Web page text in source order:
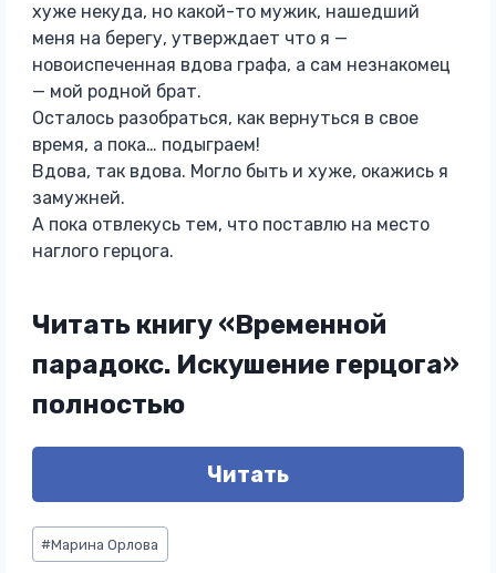
хуже некуда, но какой-то мужик, нашедший
меня на берегу, утверждает что я —
новоиспеченная вдова графа, а сам незнакомец
— мой родной брат.
Осталось разобраться, как вернуться в свое
время, а пока… подыграем!
Вдова, так вдова. Могло быть и хуже, окажись я
замужней.
А пока отвлекусь тем, что поставлю на место
наглого герцога.
Читать книгу «Временной
парадокс. Искушение герцога»
полностью
Читать
Метки
записи:
#Марина Орлова